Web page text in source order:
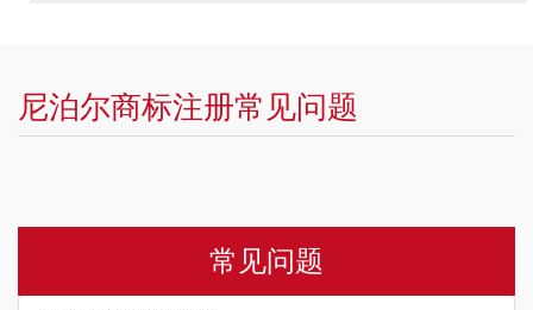
尼泊尔商标注册常见问题
常见问题